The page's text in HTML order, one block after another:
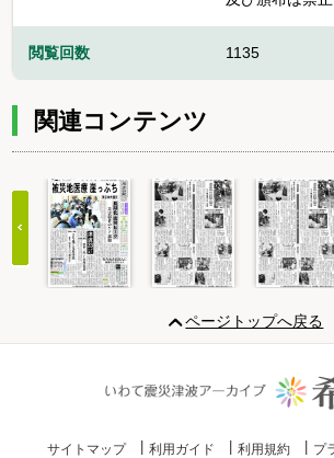
閲覧回数 1135
関連コンテンツ
Item
20
ページトップへ戻る
サイトマップ 利用ガイド 利用規約 プ